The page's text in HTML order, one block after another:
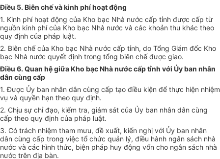
Điều 5. Biên chế và kinh phí hoạt động
1. Kinh phí hoạt động của Kho bạc Nhà nước cấp tỉnh được cấp từ
nguồn kinh phí của Kho bạc Nhà nước và các khoản thu khác theo
quy định của pháp luật.
2. Biên chế của Kho bạc Nhà nước cấp tỉnh, do Tổng Giám đốc Kho
bạc Nhà nước quyết định trong tổng biên chế được giao.
Điều 6. Quan hệ giữa Kho bạc Nhà nước cấp tỉnh với Ủy ban nhân
dân cùng cấp
1. Được Ủy ban nhân dân cùng cấp tạo điều kiện để thực hiện nhiệm
vụ và quyền hạn theo quy định.
2. Chịu sự chỉ đạo, kiểm tra, giám sát của Ủy ban nhân dân cùng
cấp theo quy định của pháp luật.
3. Có trách nhiệm tham mưu, đề xuất, kiến nghị với Ủy ban nhân
dân cùng cấp trong việc tổ chức quản lý, điều hành ngân sách nhà
nước và các hình thức, biện pháp huy động vốn cho ngân sách nhà
nước trên địa bàn.